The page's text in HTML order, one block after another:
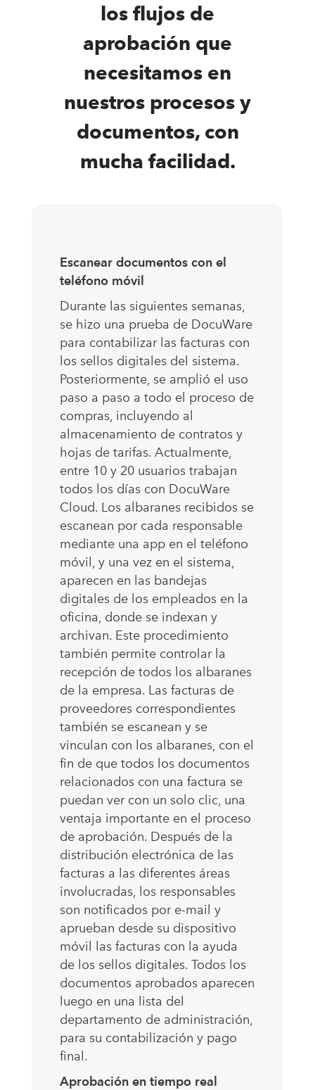
los flujos de
aprobación que
necesitamos en
nuestros procesos y
documentos, con
mucha facilidad.
Escanear documentos con el
teléfono móvil
Durante las siguientes semanas,
se hizo una prueba de DocuWare
para contabilizar las facturas con
los sellos digitales del sistema.
Posteriormente, se amplió el uso
paso a paso a todo el proceso de
compras, incluyendo al
almacenamiento de contratos y
hojas de tarifas. Actualmente,
entre 10 y 20 usuarios trabajan
todos los días con DocuWare
Cloud. Los albaranes recibidos se
escanean por cada responsable
mediante una app en el teléfono
móvil, y una vez en el sistema,
aparecen en las bandejas
digitales de los empleados en la
oficina, donde se indexan y
archivan. Este procedimiento
también permite controlar la
recepción de todos los albaranes
de la empresa. Las facturas de
proveedores correspondientes
también se escanean y se
vinculan con los albaranes, con el
fin de que todos los documentos
relacionados con una factura se
puedan ver con un solo clic, una
ventaja importante en el proceso
de aprobación. Después de la
distribución electrónica de las
facturas a las diferentes áreas
involucradas, los responsables
son notificados por e-mail y
aprueban desde su dispositivo
móvil las facturas con la ayuda
de los sellos digitales. Todos los
documentos aprobados aparecen
luego en una lista del
departamento de administración,
para su contabilización y pago
final.
Aprobación en tiempo real